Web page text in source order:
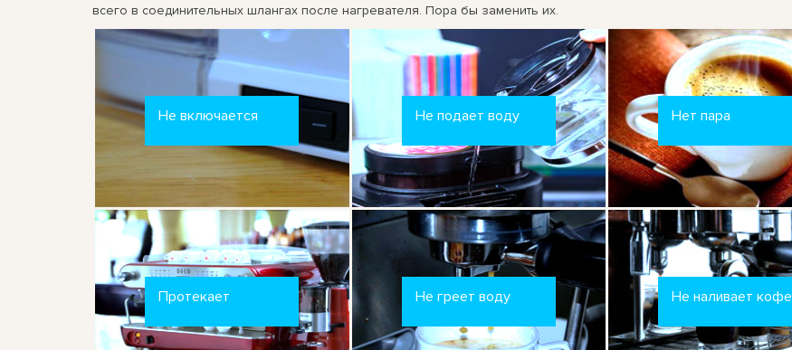
всего в соединительных шлангах после нагревателя. Пора бы заменить их.
Не включается Не подает воду Нет пара
Протекает Не греет воду Не наливает кофе